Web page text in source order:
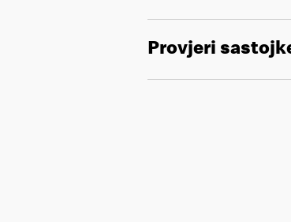
Provjeri